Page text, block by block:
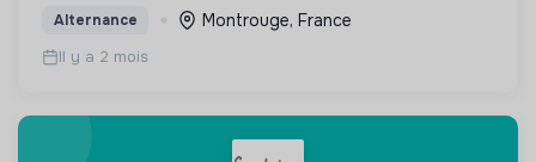
Alternance Montrouge, France
Il y a 2 mois